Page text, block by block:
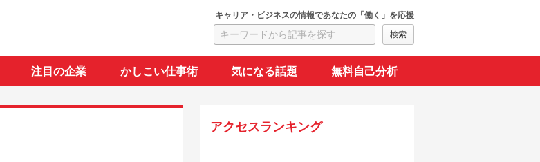
キャリア・ビジネスの情報であなたの「働く」を応援
注目の企業 かしこい仕事術 気になる話題 無料自己分析
アクセスランキング